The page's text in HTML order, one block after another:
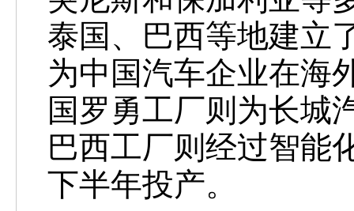
泰国、巴西等地建立
为中国汽车企业在海
国罗勇工厂则为长城
巴西工厂则经过智能
下半年投产。